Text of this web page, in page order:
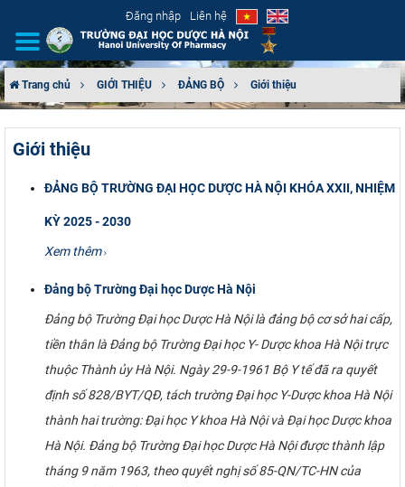
Đăng nhập Liên hệ
CƠ CẤU TỔ CHỨC
ĐÀO TẠO
ĐẢM BẢO CHẤT LƯỢNG
KHOA HỌC CÔNG NGHỆ
HTQT
CỰU NGƯỜI HỌC
Trang chủ GIỚI THIỆU ĐẢNG BỘ Giới thiệu
Giới thiệu
ĐẢNG BỘ TRƯỜNG ĐẠI HỌC DƯỢC HÀ NỘI KHÓA XXII, NHIỆM
KỲ 2025 - 2030
Xem thêm
Đảng bộ Trường Đại học Dược Hà Nội
Đảng bộ Trường Đại học Dược Hà Nội là đảng bộ cơ sở hai cấp,
tiền thân là Đảng bộ Trường Đại học Y- Dược khoa Hà Nội trực
thuộc Thành ủy Hà Nội. Ngày 29-9-1961 Bộ Y tế đã ra quyết
định số 828/BYT/QĐ, tách trường Đại học Y-Dược khoa Hà Nội
thành hai trường: Đại học Y khoa Hà Nội và Đại học Dược khoa
Hà Nội. Đảng bộ Trường Đại học Dược Hà Nội được thành lập
tháng 9 năm 1963, theo quyết nghị số 85-QN/TC-HN của